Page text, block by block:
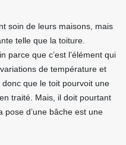
soin de leurs maisons, mais
telle que la toiture.
parce que c’est l’élément qui
de température et
que le toit pourvoit une
traité. Mais, il doit pourtant
d’une bâche est une